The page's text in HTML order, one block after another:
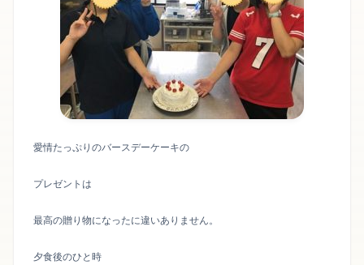
愛情たっぷりのバースデーケーキの
プレゼントは
最高の贈り物になったに違いありません。
夕食後のひと時